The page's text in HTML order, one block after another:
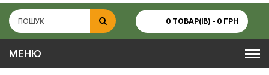
0 ТОВАР(ІВ) - 0 ГРН
МЕНЮ